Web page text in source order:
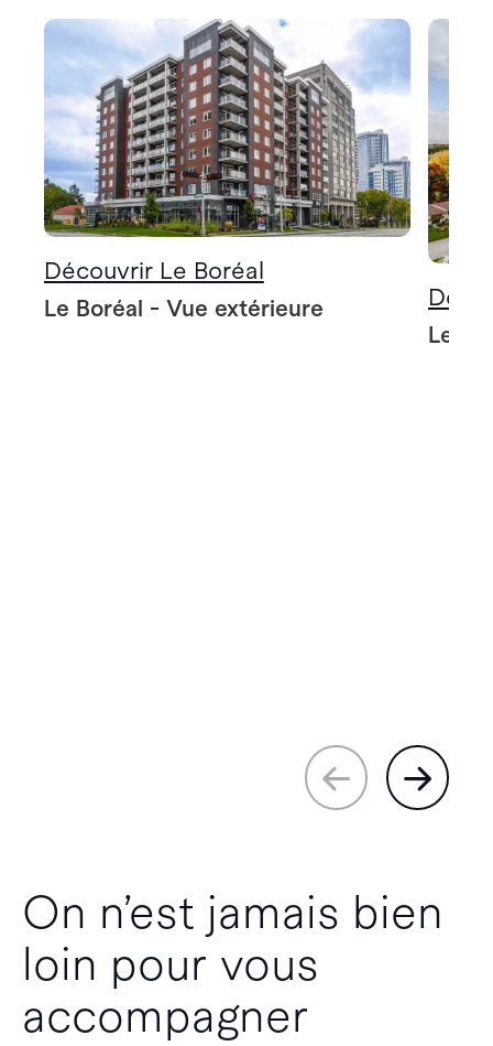
Découvrir Le Boréal
Le Boréal - Vue extérieure
Le
On n’est jamais bien
loin pour vous
accompagner